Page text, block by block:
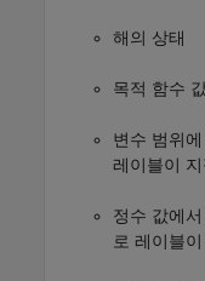
해의 상태
목적 함수
변수 범위
레이블이 지
정수 값에
로 레이블